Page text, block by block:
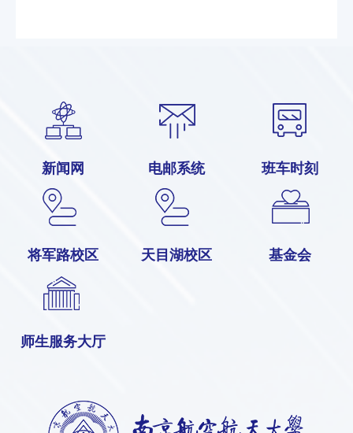
新闻网 电邮系统 班车时刻
将军路校区 天目湖校区 基金会
师生服务大厅